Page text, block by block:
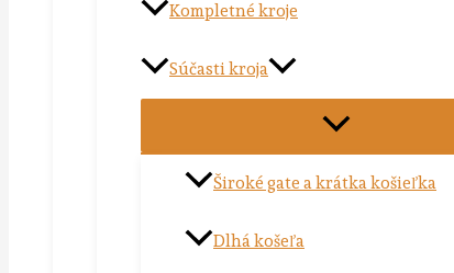
Kompletné kroje
Súčasti kroja
Široké gate a krátka košieľka
Dlhá košeľa